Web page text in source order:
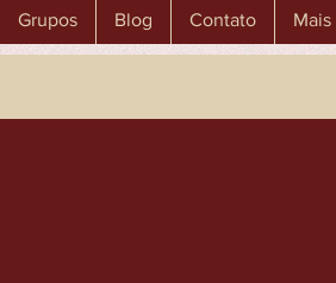
Grupos Blog Contato Mais